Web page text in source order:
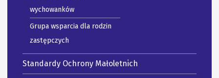
wychowanków
Grupa wsparcia dla rodzin
zastępczych
Standardy Ochrony Małoletnich